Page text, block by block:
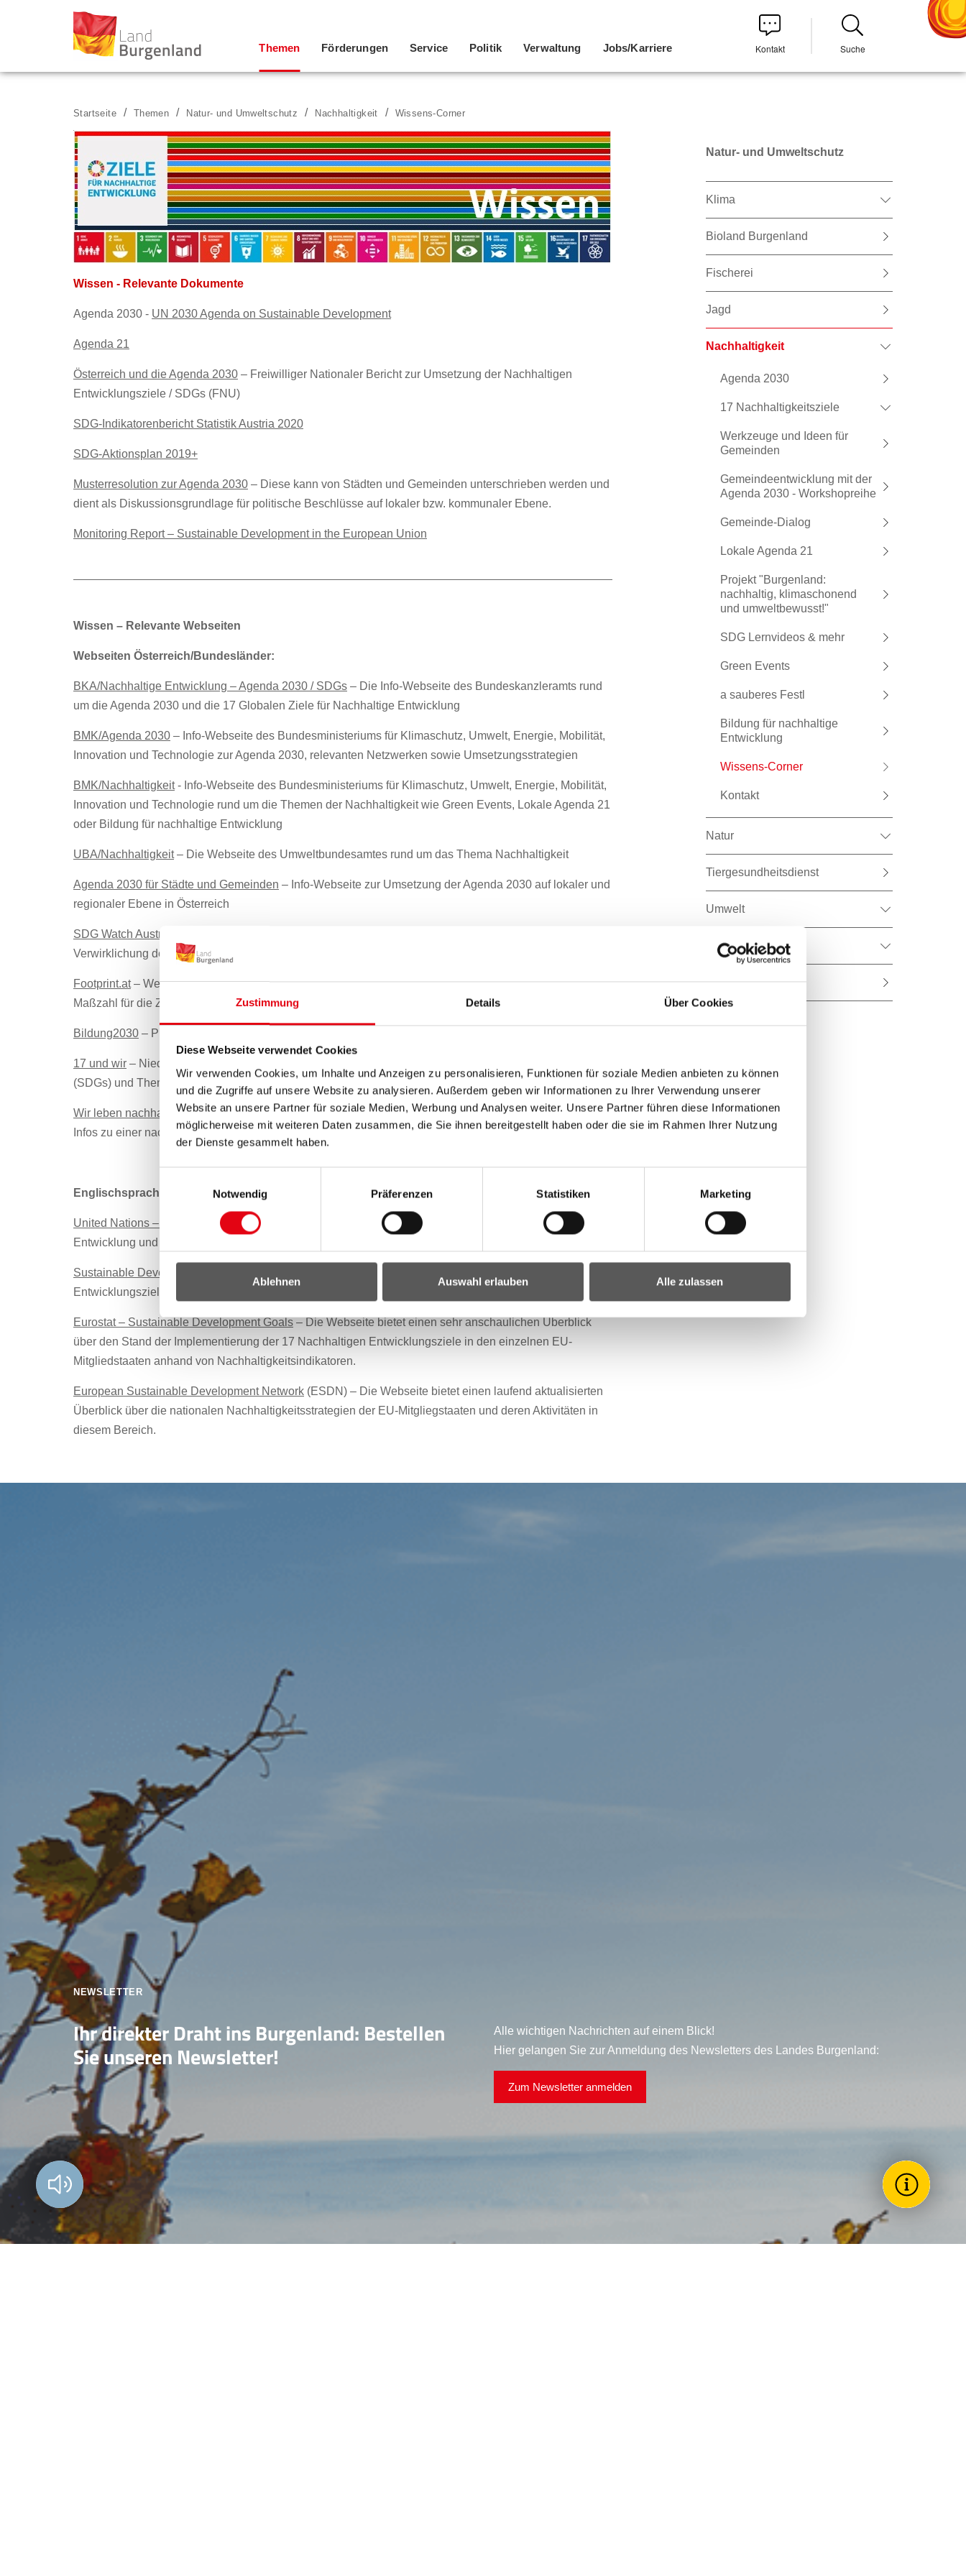
Zustimmung Details Über Cookies
Diese Webseite verwendet Cookies
Wir verwenden Cookies, um Inhalte und Anzeigen zu personalisieren, Funktionen für soziale Medien anbieten zu können
und die Zugriffe auf unsere Website zu analysieren. Außerdem geben wir Informationen zu Ihrer Verwendung unserer
Website an unsere Partner für soziale Medien, Werbung und Analysen weiter. Unsere Partner führen diese Informationen
möglicherweise mit weiteren Daten zusammen, die Sie ihnen bereitgestellt haben oder die sie im Rahmen Ihrer Nutzung
der Dienste gesammelt haben.
Notwendig
Präferenzen Statistiken Marketing
Ablehnen Auswahl erlauben Alle zulassen
Zum Inhalt
Zum Menü
Zur Suche
Vorlesen?
Themen Förderungen Service Politik Verwaltung Jobs/Karriere Kontakt Suche
Startseite Themen Natur- und Umweltschutz Nachhaltigkeit Wissens-Corner
Wissen - Relevante Dokumente
Agenda 2030 - UN 2030 Agenda on Sustainable Development
Agenda 21
Österreich und die Agenda 2030 – Freiwilliger Nationaler Bericht zur Umsetzung der Nachhaltigen
Entwicklungsziele / SDGs (FNU)
SDG-Indikatorenbericht Statistik Austria 2020
SDG-Aktionsplan 2019+
Musterresolution zur Agenda 2030 – Diese kann von Städten und Gemeinden unterschrieben werden und
dient als Diskussionsgrundlage für politische Beschlüsse auf lokaler bzw. kommunaler Ebene.
Monitoring Report – Sustainable Development in the European Union
Wissen – Relevante Webseiten
Webseiten Österreich/Bundesländer:
BKA/Nachhaltige Entwicklung – Agenda 2030 / SDGs – Die Info-Webseite des Bundeskanzleramts rund
um die Agenda 2030 und die 17 Globalen Ziele für Nachhaltige Entwicklung
BMK/Agenda 2030 – Info-Webseite des Bundesministeriums für Klimaschutz, Umwelt, Energie, Mobilität,
Innovation und Technologie zur Agenda 2030, relevanten Netzwerken sowie Umsetzungsstrategien
BMK/Nachhaltigkeit- Info-Webseite des Bundesministeriums für Klimaschutz, Umwelt, Energie, Mobilität,
Innovation und Technologie rund um die Themen der Nachhaltigkeit wie Green Events, Lokale Agenda 21
oder Bildung für nachhaltige Entwicklung
UBA/Nachhaltigkeit– Die Webseite des Umweltbundesamtes rund um das Thema Nachhaltigkeit
Agenda 2030 für Städte und Gemeinden – Info-Webseite zur Umsetzung der Agenda 2030 auf lokaler und
regionaler Ebene in Österreich
SDG Watch Austria
Verwirklichung der Agenda 2030 und die UN-Ziele für Nachhaltige Entwicklung einsetzt.
Footprint.at– Webseite der Plattform Footprint, die den ökologischen Fußabdruck als wesentliche
Maßzahl für die Zukunftsfähigkeit unserer Gesellschaft verankern will.
Bildung2030 – Plattform für Globales Lernen und Bildung für nachhaltige Entwicklung
17 und wir – Niederösterreichische Webseite zu den 17 globalen Zielen für nachhaltige Entwicklung
(SDGs) und Themen rund um die Nachhaltigkeit
Wir leben nachhaltig– Webseite der Energie- & Umweltagentur des Landes NÖ mit praktischen Tipps und
Infos zu einer nachhaltigen Lebensweise
Englischsprachige Webseiten – EU und Vereinte Nationen:
United Nations – Sustainable Development
– Die Webseite der Vereinten Nationen zur Nachhaltigen
Entwicklung und den SDGs
Sustainable Development Goals – Knowlegde Platform
Entwicklungsziele (SDGs), die Umsetzung in den einzelnen Mitgliedstaaten sowie relevante Dokumente
Eurostat – Sustainable Development Goals – Die Webseite bietet einen sehr anschaulichen Überblick
über den Stand der Implementierung der 17 Nachhaltigen Entwicklungsziele in den einzelnen EU-
Mitgliedstaaten anhand von Nachhaltigkeitsindikatoren.
European Sustainable Development Network (ESDN) – Die Webseite bietet einen laufend aktualisierten
Überblick über die nationalen Nachhaltigkeitsstrategien der EU-Mitgliegstaaten und deren Aktivitäten in
diesem Bereich.
Natur- und Umweltschutz
Klima
Bioland Burgenland
Fischerei
Jagd
Nachhaltigkeit
Agenda 2030
17 Nachhaltigkeitsziele
Werkzeuge und Ideen für
Gemeinden
Gemeindeentwicklung mit der
Agenda 2030 - Workshopreihe
Gemeinde-Dialog
Lokale Agenda 21
Projekt "Burgenland:
nachhaltig, klimaschonend
und umweltbewusst!"
SDG Lernvideos & mehr
Green Events
a sauberes Festl
Bildung für nachhaltige
Entwicklung
Wissens-Corner
Kontakt
Natur
Tiergesundheitsdienst
Umwelt
Wald
Wasser
NEWSLETTER
Ihr direkter Draht ins Burgenland: Bestellen
Sie unseren Newsletter!
Alle wichtigen Nachrichten auf einem Blick!
Hier gelangen Sie zur Anmeldung des Newsletters des Landes Burgenland:
Zum Newsletter anmelden
Toggle Themes
Wie